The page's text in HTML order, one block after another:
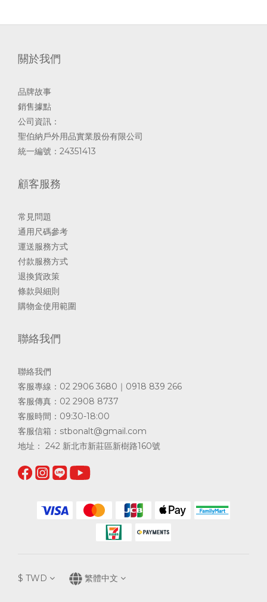
關於我們
品牌故事
銷售據點
公司資訊：
聖伯納戶外用品實業股份有限公司
統一編號：24351413
顧客服務
常見問題
通用尺碼參考
運送服務方式
付款服務方式
退換貨政策
條款與細則
購物金使用範圍
聯絡我們
聯絡我們
客服專線：02 2906 3680｜0918 839 266
客服傳真：02 2908 8737
客服時間：09:30-18:00
客服信箱： stbonalt@gmail.com
地址： 242 新北市新莊區新樹路160號
$ TWD 繁體中文